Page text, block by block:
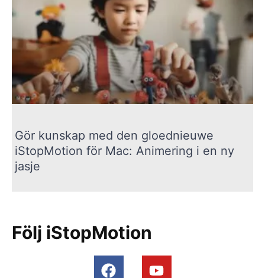
Gör kunskap med den gloednieuwe
iStopMotion för Mac: Animering i en ny
jasje
Följ iStopMotion